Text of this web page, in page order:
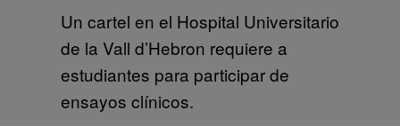
Un cartel en el Hospital Universitario
de la Vall d’Hebron requiere a
estudiantes para participar de
ensayos clínicos.